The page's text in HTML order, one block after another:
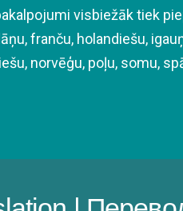
visbiežāk tiek
franču, holandiešu,
norvēģu, poļu, somu,